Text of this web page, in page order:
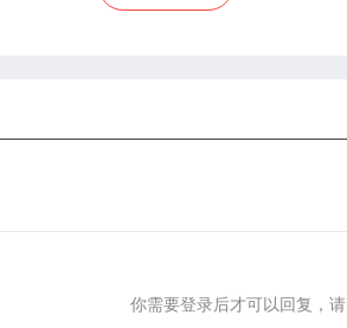
你需要登录后才可以回复，请